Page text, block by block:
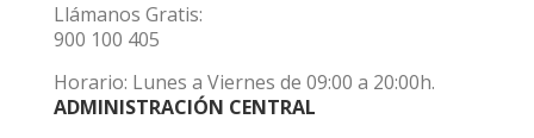
Llámanos Gratis:
900 100 405
Horario: Lunes a Viernes de 09:00 a 20:00h.
ADMINISTRACIÓN CENTRAL